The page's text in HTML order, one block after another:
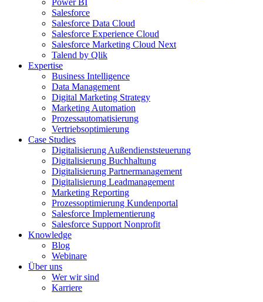
Power BI
Salesforce
Salesforce Data Cloud
Salesforce Experience Cloud
Salesforce Marketing Cloud Next
Talend by Qlik
Expertise
Business Intelligence
Data Management
Digital Marketing Strategy
Marketing Automation
Prozessautomatisierung
Vertriebsoptimierung
Case Studies
Digitalisierung Außendienststeuerung
Digitalisierung Buchhaltung
Digitalisierung Partnermanagement
Digitalisierung Leadmanagement
Marketing Reporting
Prozessoptimierung Kundenportal
Salesforce Implementierung
Salesforce Support Nonprofit
Knowledge
Blog
Webinare
Über uns
Wer wir sind
Karriere